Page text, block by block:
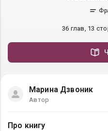
36 глав, 13
Марина Дзвоник
Автор
Про книгу